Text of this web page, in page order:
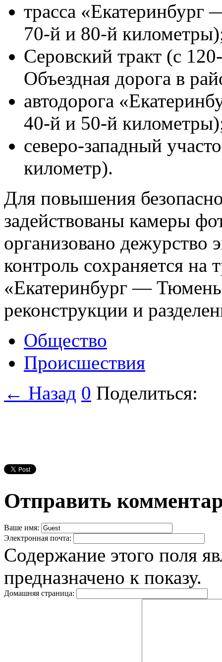
трасса
70‑й и 80‑й
Серовский тракт (с
Объездная дорога в
автодорога
40‑й и 50‑й
северо‑западный
километр).
Для повышения
задействованы камеры
организовано
контроль сохраняется на
«Екатеринбург —
реконструкции и
Общество
Происшествия
← Назад 0 Поделиться:
Отправить
Ваше имя:
Электронная почта:
Содержание этого поля
предназначено к показу.
Домашняя страница: